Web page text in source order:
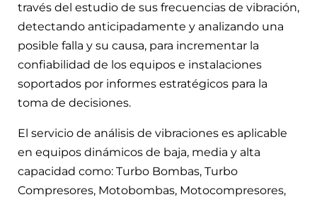
través del estudio de sus frecuencias de vibración,
detectando anticipadamente y analizando una
posible falla y su causa, para incrementar la
confiabilidad de los equipos e instalaciones
soportados por informes estratégicos para la
toma de decisiones.
El servicio de análisis de vibraciones es aplicable
en equipos dinámicos de baja, media y alta
capacidad como: Turbo Bombas, Turbo
Compresores, Motobombas, Motocompresores,